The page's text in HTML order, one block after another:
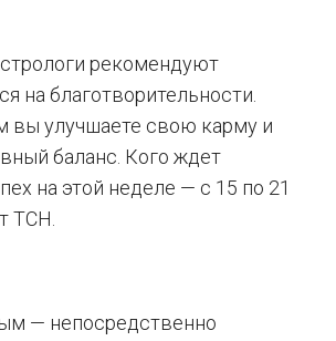
рекомендуют
на благотворительности.
вы улучшаете свою карму и
баланс. Кого ждет
на этой неделе — с 15 по 21
ТСН.
— непосредственно